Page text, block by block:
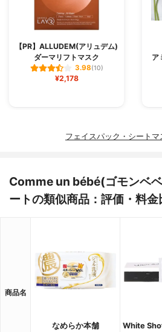
【PR】ALLUDEM(アリュデム)
ダーマリフトマスク
3.98(10)
¥2,178
ア
フェイスパック・シート
Comme un bébé(ゴモンベ
ートの類似商品：評価・料金
商品名
なめらか本舗
White